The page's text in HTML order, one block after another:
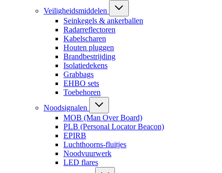
Veiligheidsmiddelen
Seinkegels & ankerballen
Radarreflectoren
Kabelscharen
Houten pluggen
Brandbestrijding
Isolatiedekens
Grabbags
EHBO sets
Toebehoren
Noodsignalen
MOB (Man Over Board)
PLB (Personal Locator Beacon)
EPIRB
Luchthoorns-fluitjes
Noodvuurwerk
LED flares